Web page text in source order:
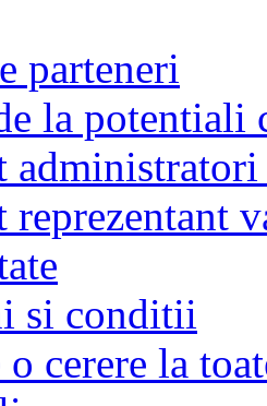
parteneri
la potentiali
reprezentant
si conditii
cerere la